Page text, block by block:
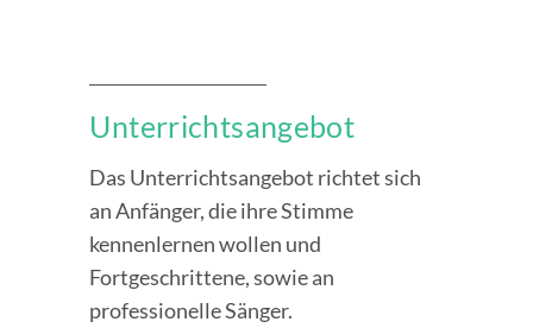
Unterrichtsangebot
Das Unterrichtsangebot richtet sich
an Anfänger, die ihre Stimme
kennenlernen wollen und
Fortgeschrittene, sowie an
professionelle Sänger.